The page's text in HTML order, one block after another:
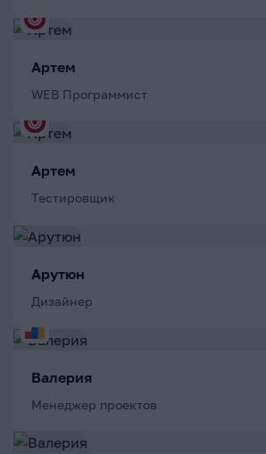
Артем
WEB Программист
Артем
Тестировщик
Арутюн
Дизайнер
Валерия
Менеджер проектов